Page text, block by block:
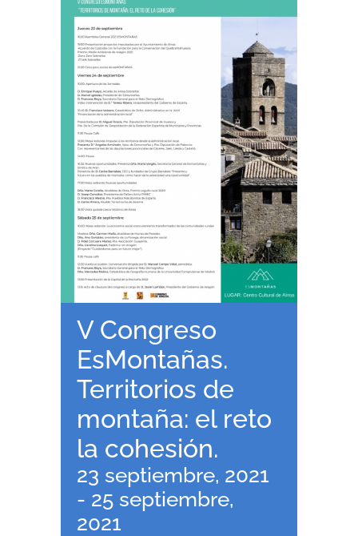
RECURSOS
CONTACTO
V Congreso
EsMontañas.
Territorios de
montaña: el reto
la cohesión.
23 septiembre, 2021
- 25 septiembre,
2021